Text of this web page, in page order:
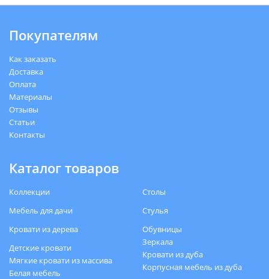
Покупателям
Как заказать
Доставка
Оплата
Материалы
Отзывы
Статьи
Контакты
Каталог товаров
Коллекции
Мебель для дачи
Кровати из дерева
Детские кровати
Мягкие кровати из массива
Белая мебель
Столы
Стулья
Обувницы
Зеркала
Кровати из дуба
Корпусная мебель из дуба